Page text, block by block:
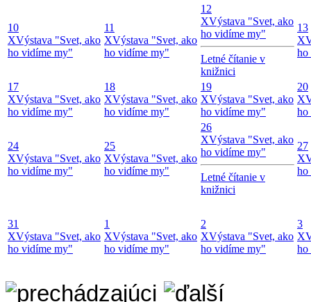
10
XVýstava "Svet, ako
ho vidíme my"
11
XVýstava "Svet, ako
ho vidíme my"
12
XVýstava "Svet, ako
ho vidíme my"
Letné čítanie v
knižnici
13
X
ho
17
XVýstava "Svet, ako
ho vidíme my"
18
XVýstava "Svet, ako
ho vidíme my"
19
XVýstava "Svet, ako
ho vidíme my"
20
X
ho
24
XVýstava "Svet, ako
ho vidíme my"
25
XVýstava "Svet, ako
ho vidíme my"
26
XVýstava "Svet, ako
ho vidíme my"
Letné čítanie v
knižnici
27
X
ho
31
XVýstava "Svet, ako
ho vidíme my"
1
XVýstava "Svet, ako
ho vidíme my"
2
XVýstava "Svet, ako
ho vidíme my"
3
X
ho